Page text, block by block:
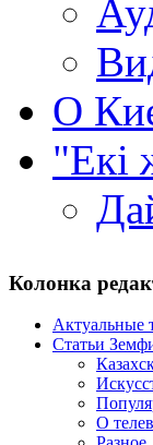
О
"Екі
Колонка
Актуальные
Статьи
О